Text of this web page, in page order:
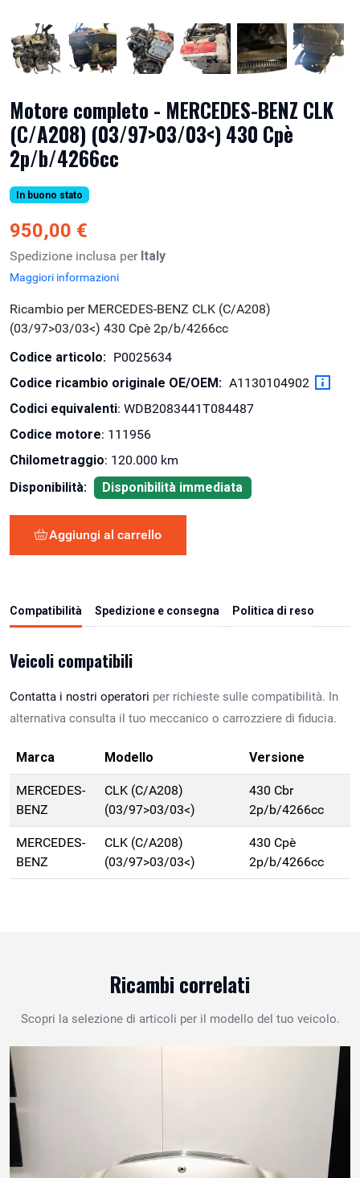
Motore completo - MERCEDES-BENZ CLK
(C/A208) (03/97>03/03<) 430 Cpè
2p/b/4266cc
In buono stato
950,00 €
Spedizione inclusa per Italy
Maggiori informazioni
Ricambio per MERCEDES-BENZ CLK (C/A208)
(03/97>03/03<) 430 Cpè 2p/b/4266cc
Codice articolo: P0025634
Codice ricambio originale OE/OEM: A1130104902
Codici equivalenti: WDB2083441T084487
Codice motore: 111956
Chilometraggio: 120.000 km
Disponibilità:
Disponibilità immediata
Aggiungi al carrello
Compatibilità Spedizione e consegna Politica di reso
Veicoli compatibili
Contatta i nostri operatori per richieste sulle compatibilità. In
alternativa consulta il tuo meccanico o carrozziere di fiducia.
Marca Modello Versione
MERCEDES-
BENZ
CLK (C/A208)
(03/97>03/03<)
430 Cbr
2p/b/4266cc
MERCEDES-
BENZ
CLK (C/A208)
(03/97>03/03<)
430 Cpè
2p/b/4266cc
Ricambi correlati
Scopri la selezione di articoli per il modello del tuo veicolo.